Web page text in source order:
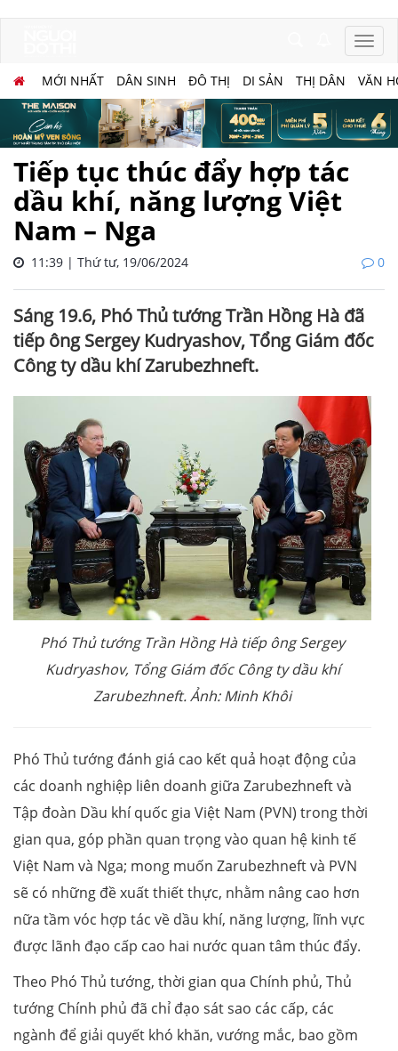
MỚI NHẤT DÂN SINH ĐÔ THỊ DI SẢN THỊ DÂN VĂN
Tiếp tục thúc đẩy hợp tác
dầu khí, năng lượng Việt
Nam – Nga
11:39 | Thứ tư, 19/06/2024 0
Sáng 19.6, Phó Thủ tướng Trần Hồng Hà đã
tiếp ông Sergey Kudryashov, Tổng Giám đốc
Công ty dầu khí Zarubezhneft.
Phó Thủ tướng Trần Hồng Hà tiếp ông Sergey
Kudryashov, Tổng Giám đốc Công ty dầu khí
Zarubezhneft. Ảnh: Minh Khôi
Phó Thủ tướng đánh giá cao kết quả hoạt động của
các doanh nghiệp liên doanh giữa Zarubezhneft và
Tập đoàn Dầu khí quốc gia Việt Nam (PVN) trong thời
gian qua, góp phần quan trọng vào quan hệ kinh tế
Việt Nam và Nga; mong muốn Zarubezhneft và PVN
sẽ có những đề xuất thiết thực, nhằm nâng cao hơn
nữa tầm vóc hợp tác về dầu khí, năng lượng, lĩnh vực
được lãnh đạo cấp cao hai nước quan tâm thúc đẩy.
Theo Phó Thủ tướng, thời gian qua Chính phủ, Thủ
tướng Chính phủ đã chỉ đạo sát sao các cấp, các
ngành để giải quyết khó khăn, vướng mắc, bao gồm